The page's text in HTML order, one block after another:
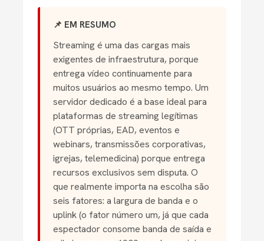
📌 EM RESUMO
Streaming é uma das cargas mais
exigentes de infraestrutura, porque
entrega vídeo continuamente para
muitos usuários ao mesmo tempo. Um
servidor dedicado é a base ideal para
plataformas de streaming legítimas
(OTT próprias, EAD, eventos e
webinars, transmissões corporativas,
igrejas, telemedicina) porque entrega
recursos exclusivos sem disputa. O
que realmente importa na escolha são
seis fatores: a largura de banda e o
uplink (o fator número um, já que cada
espectador consome banda de saída e